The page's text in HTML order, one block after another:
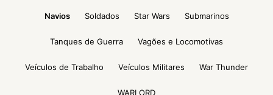
Navios Soldados Star Wars Submarinos
Tanques de Guerra Vagões e Locomotivas
Veículos de Trabalho Veículos Militares War Thunder
WARLORD